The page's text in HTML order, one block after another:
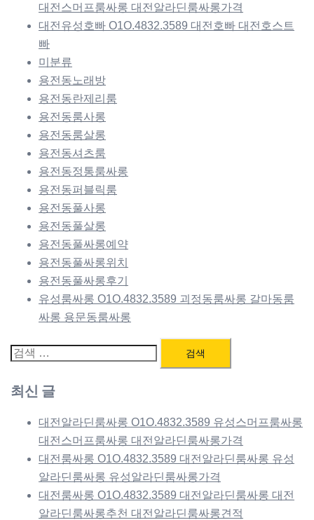
대전스머프룸싸롱 대전알라딘룸싸롱가격
대전유성호빠 O1O.4832.3589 대전호빠 대전호스트
빠
미분류
용전동노래방
용전동란제리룸
용전동룸사롱
용전동룸살롱
용전동셔츠룸
용전동정통룸싸롱
용전동퍼블릭룸
용전동풀사롱
용전동풀살롱
용전동풀싸롱예약
용전동풀싸롱위치
용전동풀싸롱후기
유성룸싸롱 O1O.4832.3589 괴정동룸싸롱 갈마동룸
싸롱 용문동룸싸롱
검
최신 글
대전알라딘룸싸롱 O1O.4832.3589 유성스머프룸싸롱
대전스머프룸싸롱 대전알라딘룸싸롱가격
대전룸싸롱 O1O.4832.3589 대전알라딘룸싸롱 유성
알라딘룸싸롱 유성알라딘룸싸롱가격
대전룸싸롱 O1O.4832.3589 대전알라딘룸싸롱 대전
알라딘룸싸롱추천 대전알라딘룸싸롱견적